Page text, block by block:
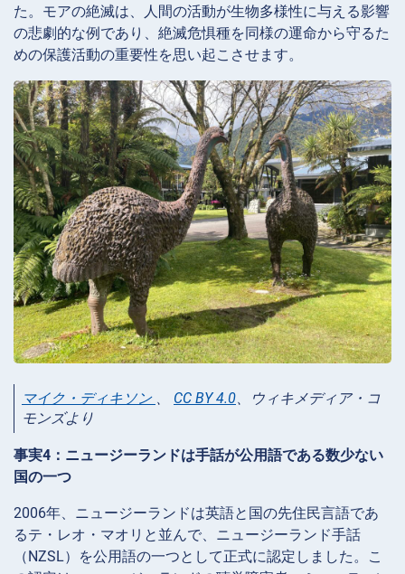
た。モアの絶滅は、人間の活動が生物多様性に与える影響
の悲劇的な例であり、絶滅危惧種を同様の運命から守るた
めの保護活動の重要性を思い起こさせます。
マイク・ディキソン 、 CC BY 4.0、ウィキメディア・コ
モンズより
事実4：ニュージーランドは手話が公用語である数少ない
国の一つ
2006年、ニュージーランドは英語と国の先住民言語であ
るテ・レオ・マオリと並んで、ニュージーランド手話
（NZSL）を公用語の一つとして正式に認定しました。こ